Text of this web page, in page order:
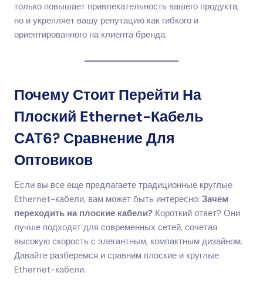
только повышает привлекательность вашего продукта,
но и укрепляет вашу репутацию как гибкого и
ориентированного на клиента бренда.
Почему Стоит Перейти На
Плоский Ethernet-Кабель
CAT6? Сравнение Для
Оптовиков
Если вы все еще предлагаете традиционные круглые
Ethernet-кабели, вам может быть интересно: Зачем
переходить на плоские кабели? Короткий ответ? Они
лучше подходят для современных сетей, сочетая
высокую скорость с элегантным, компактным дизайном.
Давайте разберемся и сравним плоские и круглые
Ethernet-кабели.